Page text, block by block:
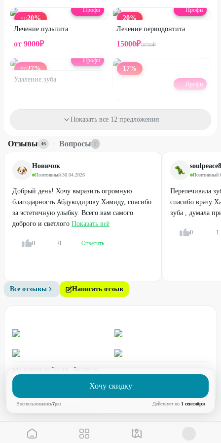
Для получения скидки предъявите промокод.
Стоимость оплачивается на месте.
Промокод не суммируется с другими действующими
ПРЕДУПРЕЖДАЕМ О НЕОБХОДИМОСТИ ПОЛУЧЕНИЯ
КОНСУЛЬТАЦИИ У ВРАЧА-СПЕЦИАЛИСТА ПО
Хочу скидку
Воспользовались7раз Действует по 1 сентября
ДО20%
Профи
Лечение пульпита
от 9000₽
20%
Профи
Лечение периодонтита
15000₽18750₽
ДО27%
Профи
Удаление зуба
₽
17%
Профи
Flash
%
Гигиена полости рта + Air
Зубные протезы
Показать все 12 предложения
Отзывы 46 · Вопросы 2
Новичок
Позитивный·30.04.2026
Добрый день! Хочу выразить огромную
благодарность Абдукодирову Хамиду, спасибо
за эстетичную улыбку. Всего вам самого
доброго и светлого Показать всё
0 0 Ответить
Позитивный·
Перелечивала
спасибо врачу
зуба , думала
0 1
Все отзывы Написать отзыв
для звонков по России - бесплатно
график работы:
ПН-ПТ с 08:00 до 17:00 (по МСК)